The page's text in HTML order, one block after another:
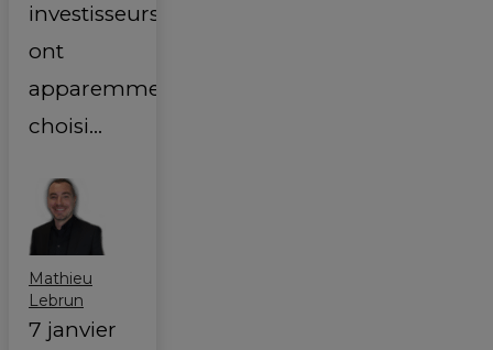
investisseurs
ont
apparemment
choisi...
Mathieu
Lebrun
7 janvier